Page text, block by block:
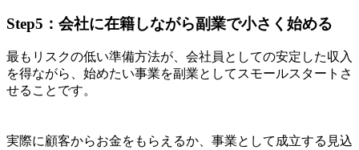
Step5：会社に在籍しながら副業で小さく始める
最もリスクの低い準備方法が、会社員としての安定した収入
を得ながら、始めたい事業を副業としてスモールスタートさ
せることです。
実際に顧客からお金をもらえるか、事業として成立する見込